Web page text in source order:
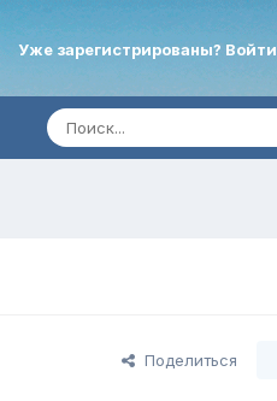
Уже зарегистрированы? Войти
Поделиться